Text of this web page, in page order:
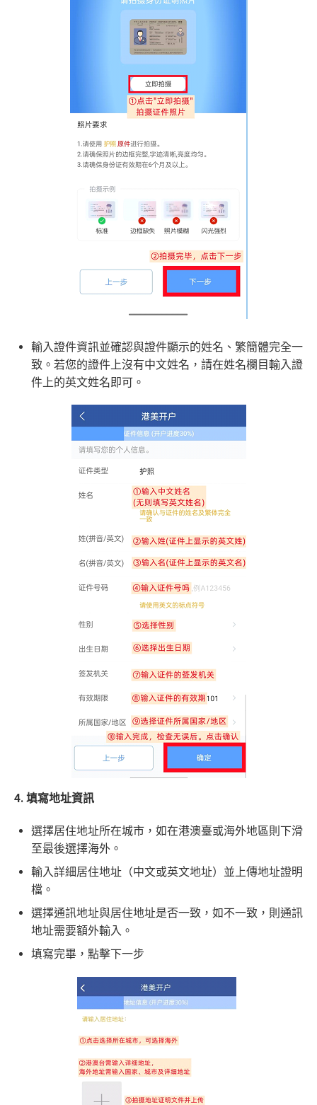
輸入證件資訊並確認與證件顯示的姓名、繁簡體完全一
致。若您的證件上沒有中文姓名，請在姓名欄目輸入證
件上的英文姓名即可。
4. 填寫地址資訊
選擇居住地址所在城市，如在港澳臺或海外地區則下滑
至最後選擇海外。
輸入詳細居住地址（中文或英文地址）並上傳地址證明
檔。
選擇通訊地址與居住地址是否一致，如不一致，則通訊
地址需要額外輸入。
填寫完畢，點擊下一步